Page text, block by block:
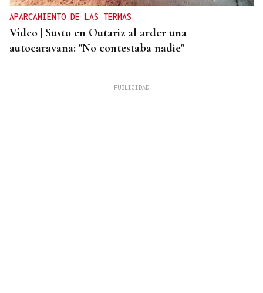
APARCAMIENTO DE LAS TERMAS
Vídeo | Susto en Outariz al arder una
autocaravana: "No contestaba nadie"